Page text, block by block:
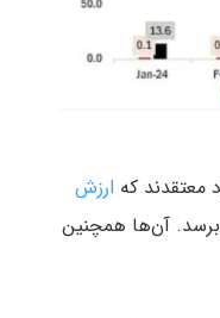
ارزش
برسد. آن‌ها همچنین